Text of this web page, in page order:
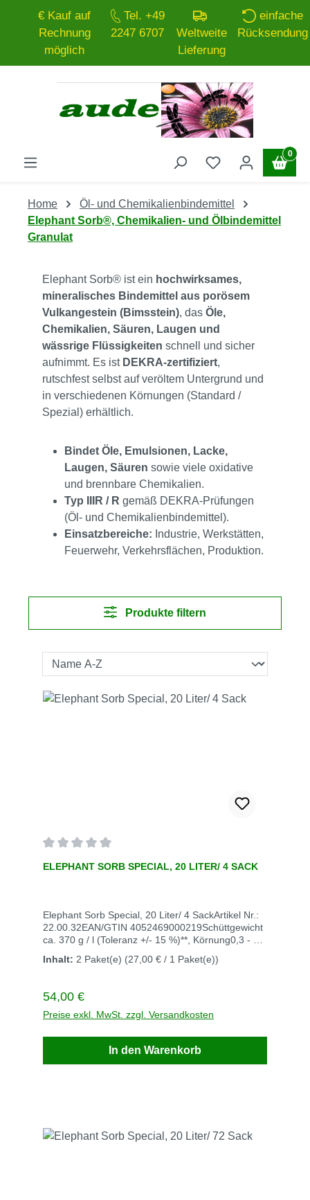
Zum Hauptinhalt springen
€ Kauf auf
Rechnung
möglich
Tel. +49
2247 6707
Weltweite
Lieferung
einfache
Rücksendung
0
Home
Öl- und Chemikalienbindemittel
Elephant Sorb®, Chemikalien- und Ölbindemittel
Granulat
Elephant Sorb® ist ein hochwirksames,
mineralisches Bindemittel aus porösem
Vulkangestein (Bimsstein), das Öle,
Chemikalien, Säuren, Laugen und
wässrige Flüssigkeiten schnell und sicher
aufnimmt. Es ist DEKRA‑zertifiziert,
rutschfest selbst auf veröltem Untergrund und
in verschiedenen Körnungen (Standard /
Spezial) erhältlich.
Bindet Öle, Emulsionen, Lacke,
Laugen, Säuren sowie viele oxidative
und brennbare Chemikalien.
Typ IIIR / R gemäß DEKRA‑Prüfungen
(Öl‑ und Chemikalienbindemittel).
Einsatzbereiche: Industrie, Werkstätten,
Feuerwehr, Verkehrsflächen, Produktion.
Produkte filtern
ELEPHANT SORB SPECIAL, 20 LITER/ 4 SACK
Elephant Sorb Special, 20 Liter/ 4 SackArtikel Nr.:
22.00.32EAN/GTIN 4052469000219Schüttgewicht
ca. 370 g / l (Toleranz +/- 15 %)**, Körnung0,3 - 1,5
28Saugleistung l / VE ca. 32
Auftragsbestätigung +49 22417 6707piel@aude-
europa.deWeitere Beschreibung
Inhalt: 2 Paket(e) (27,00 € / 1 Paket(e))
Regulärer Preis:
54,00 €
Preise exkl. MwSt. zzgl. Versandkosten
In den Warenkorb